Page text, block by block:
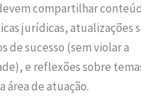
compartilhar
jurídicas, atualizações
de sucesso (sem violar a
e reflexões sobre
área de atuação.